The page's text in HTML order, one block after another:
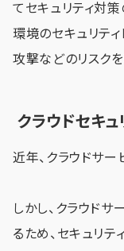
てセキュリティ対
環境のセキュリテ
攻撃などのリスク
クラウドセキ
近年、クラウドサ
しかし、クラウド
るため、セキュリテ